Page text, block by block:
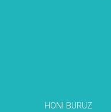
HONI BURUZ